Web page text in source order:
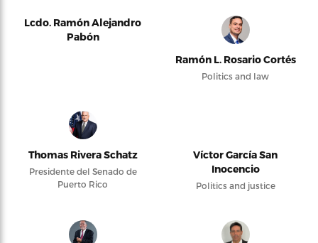
Lcdo. Ramón Alejandro
Pabón
Ramón L. Rosario Cortés
Politics and law
Thomas Rivera Schatz
Presidente del Senado de
Puerto Rico
Víctor García San
Inocencio
Politics and justice